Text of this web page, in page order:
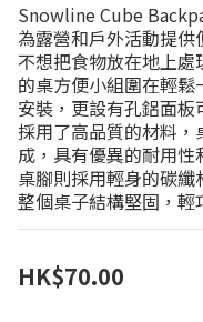
Snowline Cube
為露營和戶外活動提
不想把食物放在地上
的桌方便小組圍在輕
安裝，更設有孔鋁面板
採用了高品質的材料
成，具有優異的耐用性
桌腳則採用輕身的碳纖
整個桌子結構堅固，輕
HK$70.00